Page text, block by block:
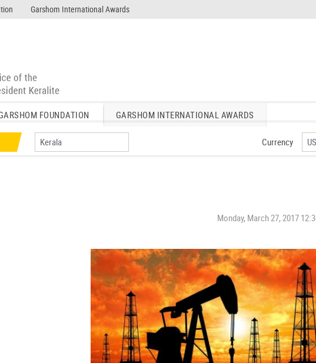
Garshom International Awards
FOUNDATION GARSHOM INTERNATIONAL AWARDS
Currency
Monday, March 27, 2017